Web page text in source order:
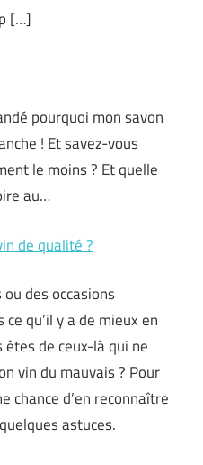
[…]
pourquoi mon savon
! Et savez-vous
le moins ? Et quelle
au…
de qualité ?
des occasions
qu’il y a de mieux en
de ceux-là qui ne
vin du mauvais ? Pour
chance d’en reconnaître
astuces.